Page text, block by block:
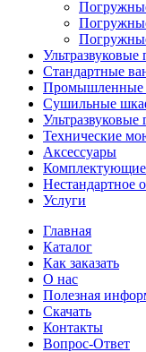
Ультразвуковые
Стандартные
Промышленные
Сушильные
Ультразвуковые
Технические
Аксессуары
Комплектующие
Нестандартное
Услуги
Главная
Каталог
Как заказать
О нас
Полезная
Скачать
Контакты
Вопрос-Ответ